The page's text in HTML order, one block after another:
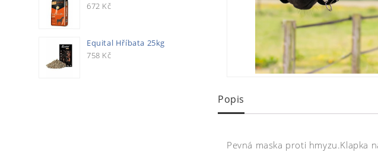
Popis
Pevná maska proti hmyzu.Klapka
672 Kč
Equital Hříbata 25kg
758 Kč